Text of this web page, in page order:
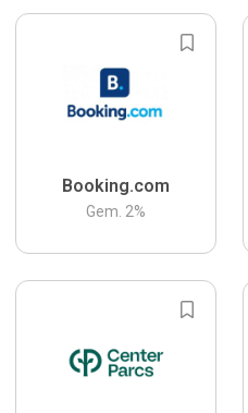
Booking.com
Gem. 2%